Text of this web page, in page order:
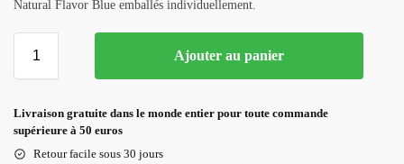
Natural Flavor Blue emballés individuellement.
Ajouter au panier
Livraison gratuite dans le monde entier pour toute commande
supérieure à 50 euros
Retour facile sous 30 jours